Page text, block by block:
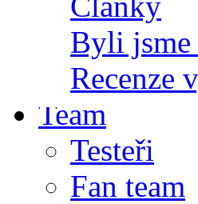
Byli jsme
Recenze
Team
Testeři
Fan team